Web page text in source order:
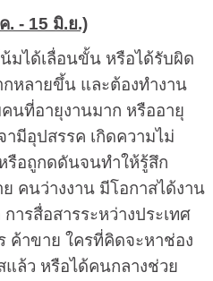
. - 15 มิ.ย.)
มได้เลื่อนขั้น หรือได้รับผิด
หลายขึ้น และต้องทำงาน
นที่อายุงานมาก หรืออายุ
ามีอุปสรรค เกิดความไม่
รือถูกดดันจนทำให้รู้สึก
คนว่างงาน มีโอกาสได้งาน
ารสื่อสารระหว่างประเทศ
ค้าขาย ใครที่คิดจะหาช่อง
ล้ว หรือได้คนกลางช่วย